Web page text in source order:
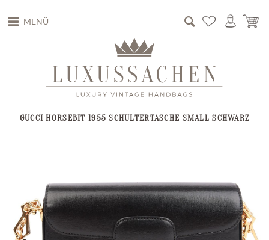
MENÜ
GUCCI HORSEBIT 1955 SCHULTERTASCHE SMALL SCHWARZ